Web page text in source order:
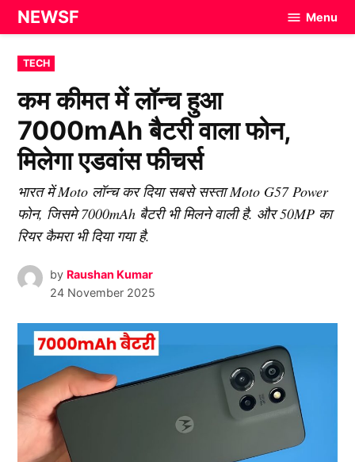
Skip
to
content
NEWSF Menu
POSTED
IN
TECH
कम कीमत में लॉन्च हुआ
7000mAh बैटरी वाला फोन,
मिलेगा एडवांस फीचर्स
भारत में Moto लॉन्च कर दिया सबसे सस्ता Moto G57 Power
फोन, जिसमे 7000mAh बैटरी भी मिलने वाली है. और 50MP का
रियर कैमरा भी दिया गया है.
by Raushan Kumar
24 November 2025